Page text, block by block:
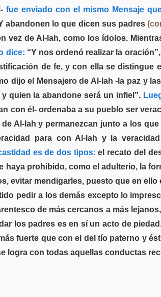
fue enviado con el mismo Mensaje
abandonen lo que dicen sus padres
vez de Al-lah, como los ídolos.
dice: “Y nos ordenó realizar la
de fe, y con ella se distingue
el Mensajero de Al-lah -la paz y
quien la abandone será un infiel”.
con él- ordenaba a su pueblo ser
de Al-lah y permanezcan junto a los
para con Al-lah y la
es de dos tipos: el recato del
haya prohibido, como el adulterio, la
evitar mendigarles, puesto que en
pedir a los demás excepto lo
de más cercanos a más
los padres es en sí un acto de
fuerte que con el del tío paterno y
logra con todas aquellas conductas